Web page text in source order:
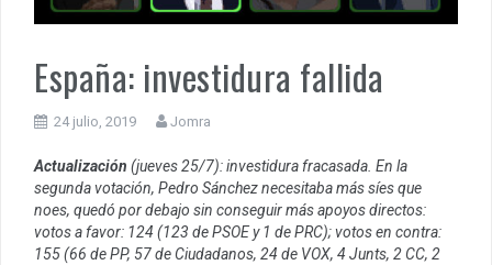
España: investidura fallida
24 julio, 2019 Jomra
Actualización (jueves 25/7): investidura fracasada. En la
segunda votación, Pedro Sánchez necesitaba más síes que
noes, quedó por debajo sin conseguir más apoyos directos:
votos a favor: 124 (123 de PSOE y 1 de PRC); votos en contra:
155 (66 de PP, 57 de Ciudadanos, 24 de VOX, 4 Junts, 2 CC, 2